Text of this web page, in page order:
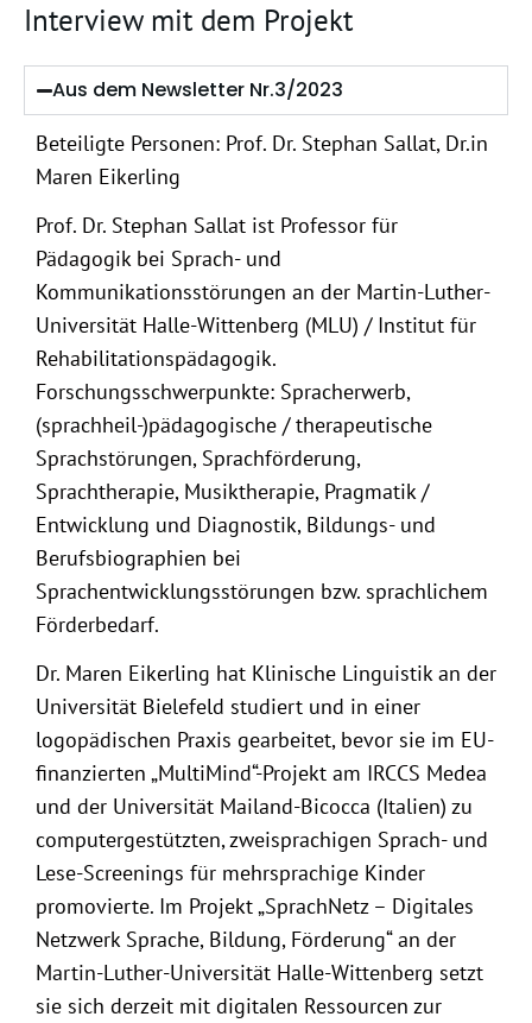
Interview mit dem Projekt
Aus dem Newsletter Nr.3/2023
Beteiligte Personen: Prof. Dr. Stephan Sallat, Dr.in
Maren Eikerling
Prof. Dr. Stephan Sallat ist Professor für
Pädagogik bei Sprach- und
Kommunikationsstörungen an der Martin-Luther-
Universität Halle-Wittenberg (MLU) / Institut für
Rehabilitationspädagogik.
Forschungsschwerpunkte: Spracherwerb,
(sprachheil-)pädagogische / therapeutische
Sprachstörungen, Sprachförderung,
Sprachtherapie, Musiktherapie, Pragmatik /
Entwicklung und Diagnostik, Bildungs- und
Berufsbiographien bei
Sprachentwicklungsstörungen bzw. sprachlichem
Förderbedarf.
Dr. Maren Eikerling hat Klinische Linguistik an der
Universität Bielefeld studiert und in einer
logopädischen Praxis gearbeitet, bevor sie im EU-
finanzierten „MultiMind“-Projekt am IRCCS Medea
und der Universität Mailand-Bicocca (Italien) zu
computergestützten, zweisprachigen Sprach- und
Lese-Screenings für mehrsprachige Kinder
promovierte. Im Projekt „SprachNetz – Digitales
Netzwerk Sprache, Bildung, Förderung“ an der
Martin-Luther-Universität Halle-Wittenberg setzt
sie sich derzeit mit digitalen Ressourcen zur